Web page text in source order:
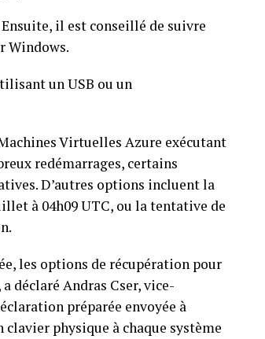
il est conseillé de⁢ suivre
Windows.
un USB ou un
Virtuelles Azure exécutant
redémarrages, certains
D’autres options incluent la
à 04h09 UTC, ou la tentative de
les options de récupération pour‍
déclaré Andras ⁣Cser, vice-
préparée ⁣envoyée à
physique à chaque système